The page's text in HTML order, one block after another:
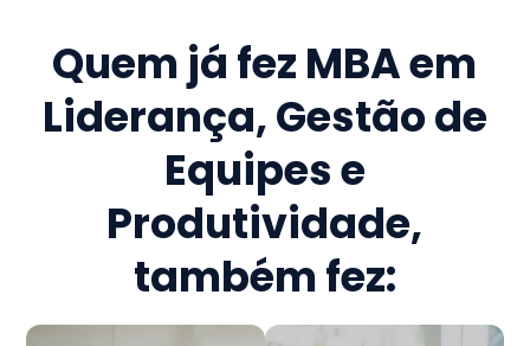
Quem já fez MBA em
Liderança, Gestão de
Equipes e
Produtividade,
também fez: